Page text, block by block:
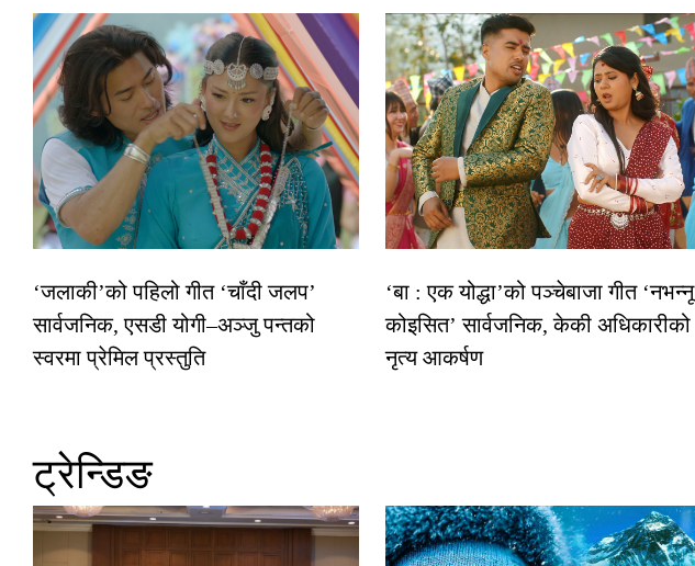
‘जलाकी’को पहिलो गीत ‘चाँदी जलप’
सार्वजनिक, एसडी योगी–अञ्जु पन्तको
स्वरमा प्रेमिल प्रस्तुति
‘बा : एक योद्धा’को पञ्चेबाजा गीत ‘नभन्नू
कोइसित’ सार्वजनिक, केकी अधिकारीको
नृत्य आकर्षण
ट्रेन्डिङ